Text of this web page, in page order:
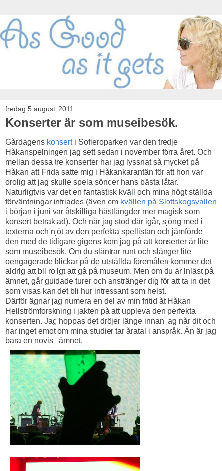
fredag 5 augusti 2011
Konserter är som museibesök.
Gårdagens konserti Sofieroparken var den tredje
Håkanspelningen jag sett sedan i november förra året. Och
mellan dessa tre konserter har jag lyssnat så mycket på
Håkan att Frida satte mig i Håkankarantän för att hon var
orolig att jag skulle spela sönder hans bästa låtar.
Naturligtvis var det en fantastisk kväll och mina högt ställda
förväntningar infriades (även om kvällen på Slottskogsvallen
i början i juni var åtskilliga hästlängder mer magisk som
konsert betraktad). Och när jag stod där igår, sjöng med i
texterna och njöt av den perfekta spellistan och jämförde
den med de tidigare gigens kom jag på att konserter är lite
som museibesök. Om du släntrar runt och slänger lite
oengagerade blickar på de utställda föremålen kommer det
aldrig att bli roligt att gå på museum. Men om du är inläst på
ämnet, går guidade turer och anstränger dig för att ta in det
som visas kan det bli hur intressant som helst.
Därför ägnar jag numera en del av min fritid åt Håkan
Hellströmforskning i jakten på att uppleva den perfekta
konserten. Jag hoppas det dröjer länge innan jag når dit och
har inget emot om mina studier tar åratal i anspråk. Än är jag
bara en novis i ämnet.